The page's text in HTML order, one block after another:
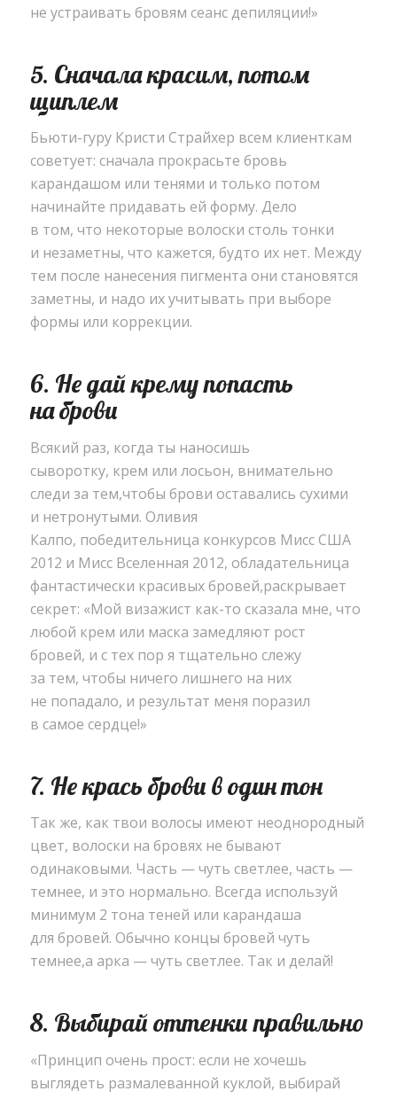
не устраивать бровям сеанс депиляции!»
5. Сначала красим,потом
щиплем
Бьюти-гуру Кристи Страйхер всем клиенткам
советует: сначала прокрасьте бровь
карандашом или тенями и только потом
начинайте придавать ей форму. Дело
в том, что некоторые волоски столь тонки
и незаметны, что кажется, будто их нет. Между
тем после нанесения пигмента они становятся
заметны, и надо их учитывать при выборе
формы или коррекции.
6. Не дай крему попасть
на брови
Всякий раз, когда ты наносишь
сыворотку, крем или лосьон, внимательно
следи за тем,чтобы брови оставались сухими
и нетронутыми. Оливия
Калпо, победительница конкурсов Мисс США
2012 и Мисс Вселенная 2012, обладательница
фантастически красивых бровей,раскрывает
секрет: «Мой визажист как-то сказала мне, что
любой крем или маска замедляют рост
бровей, и с тех пор я тщательно слежу
за тем, чтобы ничего лишнего на них
не попадало, и результат меня поразил
в самое сердце!»
7. Не крась брови в один тон
Так же, как твои волосы имеют неоднородный
цвет, волоски на бровях не бывают
одинаковыми. Часть — чуть светлее, часть —
темнее, и это нормально. Всегда используй
минимум 2 тона теней или карандаша
для бровей. Обычно концы бровей чуть
темнее,а арка — чуть светлее. Так и делай!
8. Выбирай оттенки правильно
«Принцип очень прост: если не хочешь
выглядеть размалеванной куклой, выбирай